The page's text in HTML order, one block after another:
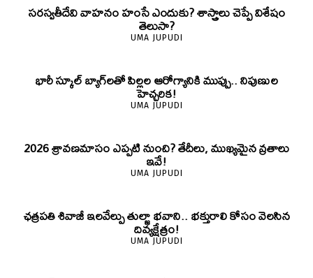
సరస్వతీదేవి వాహనం హంసే ఎందుకు? శాస్త్రాలు చెప్పే విశేషం
తెలుసా?
UMA JUPUDI
భారీ స్కూల్ బ్యాగ్‌లతో పిల్లల ఆరోగ్యానికి ముప్పు.. నిపుణుల
హెచ్చరిక!
UMA JUPUDI
2026 శ్రావణమాసం ఎప్పటి నుంచి? తేదీలు, ముఖ్యమైన వ్రతాలు
ఇవే!
UMA JUPUDI
ఛత్రపతి శివాజీ ఇలవేల్పు తుల్జా భవాని.. భక్తురాలి కోసం వెలసిన
దివ్యక్షేత్రం!
UMA JUPUDI